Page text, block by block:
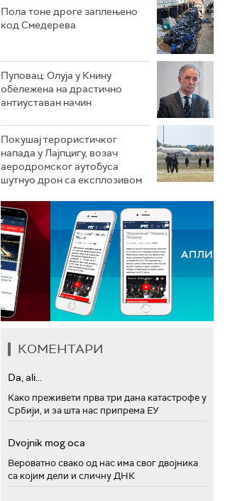
Пола тоне дроге заплењено
код Смедерева
Пуповац: Олуја у Книну
обележена на драстично
антиуставан начин
Покушај терористичког
напада у Лајпцигу, возач
аеродромског аутобуса
шутнуо дрон са експлозивом
КОМЕНТАРИ
Da, ali...
Како преживети прва три дана катастрофе у
Србији, и за шта нас припрема ЕУ
Dvojnik mog oca
Вероватно свако од нас има свог двојника
са којим дели и сличну ДНК